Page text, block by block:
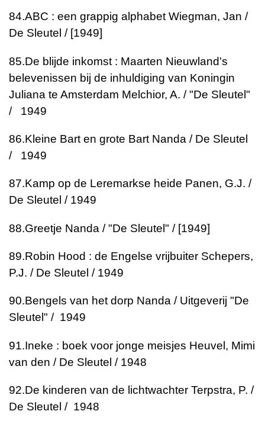
84.ABC : een grappig alphabetWiegman, Jan /
De Sleutel / [1949]
85.De blijde inkomst : Maarten Nieuwland's
belevenissen bij de inhuldiging van Koningin
Juliana te Amsterdam Melchior, A. / "De Sleutel"
/ 1949
86.Kleine Bart en grote Bart Nanda / De Sleutel
/ 1949
87.Kamp op de Leremarkse heide Panen, G.J. /
De Sleutel / 1949
88.Greetje Nanda / "De Sleutel" / [1949]
89.Robin Hood : de Engelse vrijbuiter Schepers,
P.J. / De Sleutel / 1949
90.Bengels van het dorp Nanda / Uitgeverij "De
Sleutel" / 1949
91.Ineke : boek voor jonge meisjes Heuvel, Mimi
van den / De Sleutel / 1948
92.De kinderen van de lichtwachter Terpstra, P. /
De Sleutel / 1948